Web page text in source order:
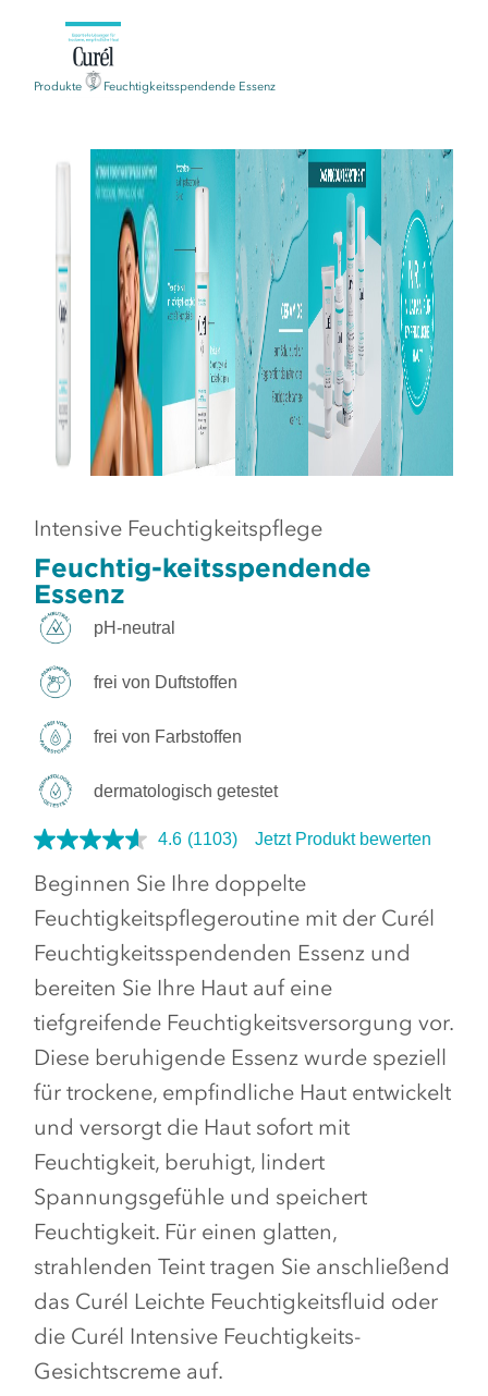
Produkte Feuchtigkeitsspendende Essenz
Intensive Feuchtigkeitspflege
Feuchtig-keitsspendende
Essenz
pH-neutral
frei von Duftstoffen
frei von Farbstoffen
dermatologisch getestet
4.6 (1103) Jetzt Produkt bewerten
Beginnen Sie Ihre doppelte
Feuchtigkeitspflegeroutine mit der Curél
Feuchtigkeitsspendenden Essenz und
bereiten Sie Ihre Haut auf eine
tiefgreifende Feuchtigkeitsversorgung vor.
Diese beruhigende Essenz wurde speziell
für trockene, empfindliche Haut entwickelt
und versorgt die Haut sofort mit
Feuchtigkeit, beruhigt, lindert
Spannungsgefühle und speichert
Feuchtigkeit. Für einen glatten,
strahlenden Teint tragen Sie anschließend
das Curél Leichte Feuchtigkeitsfluid oder
die Curél Intensive Feuchtigkeits-
Gesichtscreme auf.